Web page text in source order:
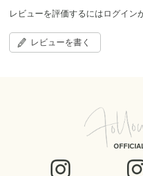
レビューを評価するにはログイン
レビューを書く